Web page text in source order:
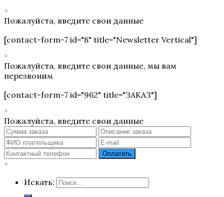
×
Пожалуйста, введите свои данные
[contact-form-7 id="8" title="Newsletter Vertical"]
×
Пожалуйста, введите свои данные, мы вам
перезвоним
[contact-form-7 id="962" title="ЗАКАЗ"]
×
Пожалуйста, введите свои данные
×
Искать: